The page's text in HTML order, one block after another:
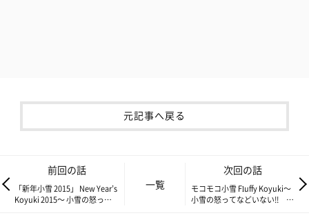
元記事へ戻る
前回の話
「新年小雪 2015」 New Year’s
Koyuki 2015～ 小雪の怒って
一覧
次回の話
モコモコ小雪 Fluffy Koyuki～
小雪の怒ってなどいない!!